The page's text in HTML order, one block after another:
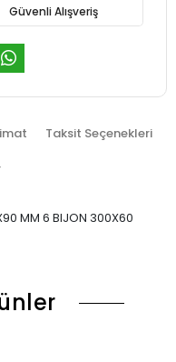
Güvenli Alışveriş
Taksit Seçenekleri
MM 6 BIJON 300X60